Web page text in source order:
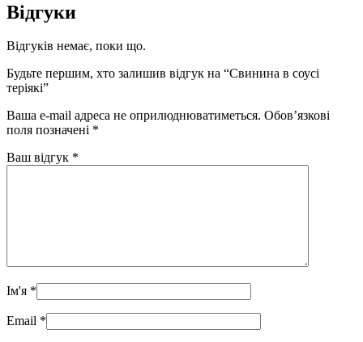
Відгуки
Відгуків немає, поки що.
Будьте першим, хто залишив відгук на “Свинина в соусі
теріякі”
Ваша e-mail адреса не оприлюднюватиметься. Обов’язкові
поля позначені *
Ваш відгук *
Ім'я *
Email *